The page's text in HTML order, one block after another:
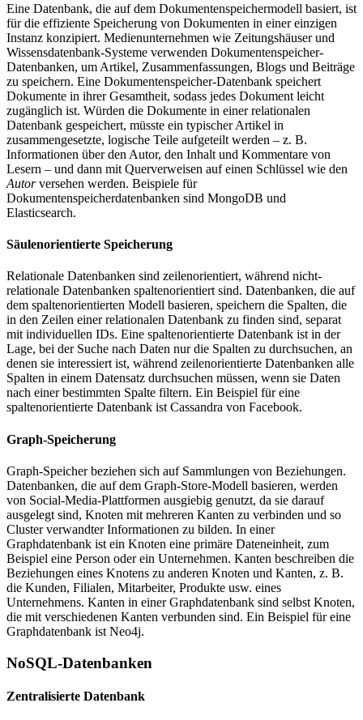
Eine Datenbank, die auf dem Dokumentenspeichermodell basiert, ist
für die effiziente Speicherung von Dokumenten in einer einzigen
Instanz konzipiert. Medienunternehmen wie Zeitungshäuser und
Wissensdatenbank-Systeme verwenden Dokumentenspeicher-
Datenbanken, um Artikel, Zusammenfassungen, Blogs und Beiträge
zu speichern. Eine Dokumentenspeicher-Datenbank speichert
Dokumente in ihrer Gesamtheit, sodass jedes Dokument leicht
zugänglich ist. Würden die Dokumente in einer relationalen
Datenbank gespeichert, müsste ein typischer Artikel in
zusammengesetzte, logische Teile aufgeteilt werden – z. B.
Informationen über den Autor, den Inhalt und Kommentare von
Lesern – und dann mit Querverweisen auf einen Schlüssel wie den
Autorversehen werden. Beispiele für
Dokumentenspeicherdatenbanken sind MongoDB und
Elasticsearch.
Säulenorientierte Speicherung
Relationale Datenbanken sind zeilenorientiert, während nicht-
relationale Datenbanken spaltenorientiert sind. Datenbanken, die auf
dem spaltenorientierten Modell basieren, speichern die Spalten, die
in den Zeilen einer relationalen Datenbank zu finden sind, separat
mit individuellen IDs. Eine spaltenorientierte Datenbank ist in der
Lage, bei der Suche nach Daten nur die Spalten zu durchsuchen, an
denen sie interessiert ist, während zeilenorientierte Datenbanken alle
Spalten in einem Datensatz durchsuchen müssen, wenn sie Daten
nach einer bestimmten Spalte filtern. Ein Beispiel für eine
spaltenorientierte Datenbank ist Cassandra von Facebook.
Graph-Speicherung
Graph-Speicher beziehen sich auf Sammlungen von Beziehungen.
Datenbanken, die auf dem Graph-Store-Modell basieren, werden
von Social-Media-Plattformen ausgiebig genutzt, da sie darauf
ausgelegt sind, Knoten mit mehreren Kanten zu verbinden und so
Cluster verwandter Informationen zu bilden. In einer
Graphdatenbank ist ein Knoten eine primäre Dateneinheit, zum
Beispiel eine Person oder ein Unternehmen. Kanten beschreiben die
Beziehungen eines Knotens zu anderen Knoten und Kanten, z. B.
die Kunden, Filialen, Mitarbeiter, Produkte usw. eines
Unternehmens. Kanten in einer Graphdatenbank sind selbst Knoten,
die mit verschiedenen Kanten verbunden sind. Ein Beispiel für eine
Graphdatenbank ist Neo4j.
NoSQL-Datenbanken
Zentralisierte Datenbank